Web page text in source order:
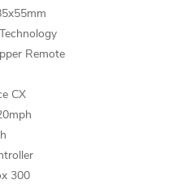
Remote
CX
300